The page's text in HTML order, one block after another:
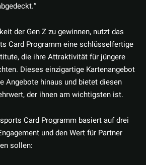
der Gen Z zu gewinnen, nutzt das
Card Programm eine schlüsselfertige
die ihre Attraktivität für jüngere
Dieses einzigartige Kartenangebot
Angebote hinaus und bietet diesen
der ihnen am wichtigsten ist.
Card Programm basiert auf drei
und den Wert für Partner
sollen: